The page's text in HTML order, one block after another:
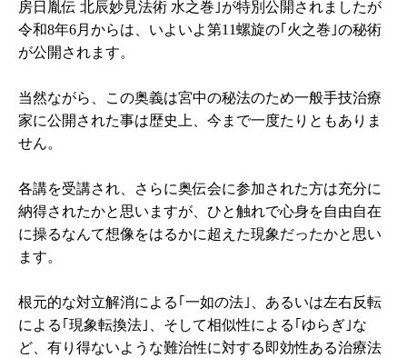
房日胤伝 北辰妙見法術 水之巻｣が特別公開されましたが
令和8年6月からは、いよいよ第11螺旋の｢火之巻｣の秘術
が公開されます。
当然ながら、この奥義は宮中の秘法のため一般手技治療
家に公開された事は歴史上、今まで一度たりともありま
せん。
各講を受講され、さらに奥伝会に参加された方は充分に
納得されたかと思いますが、ひと触れで心身を自由自在
に操るなんて想像をはるかに超えた現象だったかと思い
ます。
根元的な対立解消による｢一如の法｣、あるいは左右反転
による｢現象転換法｣、そして相似性による｢ゆらぎ｣な
ど、有り得ないような難治性に対する即効性ある治療法